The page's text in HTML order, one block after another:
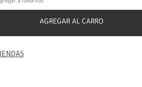
AGREGAR AL CARRO